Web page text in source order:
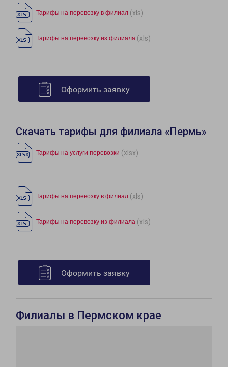
Тарифы на перевозку в филиал (xls)
Тарифы на перевозку из филиала (xls)
Оформить заявку
Скачать тарифы для филиала «Пермь»
Тарифы на услуги перевозки (xlsx)
Тарифы на перевозку в филиал (xls)
Тарифы на перевозку из филиала (xls)
Оформить заявку
Филиалы в Пермском крае